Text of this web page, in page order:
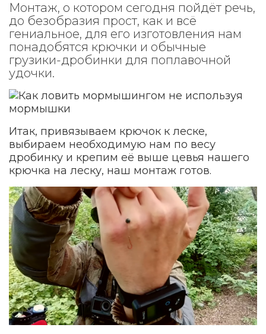
Монтаж, о котором сегодня пойдёт речь,
до безобразия прост, как и всё
гениальное, для его изготовления нам
понадобятся крючки и обычные
грузики-дробинки для поплавочной
удочки.
Итак, привязываем крючок к леске,
выбираем необходимую нам по весу
дробинку и крепим её выше цевья нашего
крючка на леску, наш монтаж готов.